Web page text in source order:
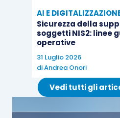
Alfa, poiché essi
una società che, a sua
nella società Alfa.
La terza tesi consiste nel
persona fisica detenga il
partecipante, indicando
effettivo,a prescindere
AI E
Sicurezza della
soggetti NIS2: linee
operative
31 Luglio 2026
diAndrea Onori
Vedi tutti gli